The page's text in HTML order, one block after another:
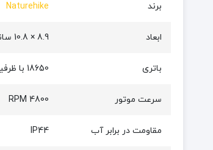
برند Naturehike
ابعاد 8.9 × 10.8 سانتی متر
باتری 18650 با ظرفیت 5000 mAh – تا 35 دقیقه استفاده
سرعت موتور 4800 RPM
مقاومت در برابر آب IP44